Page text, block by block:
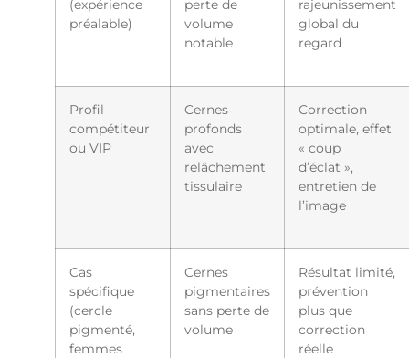
(expérience
préalable)
perte de
volume
notable
rajeunissement
global du
regard
Profil
compétiteur
ou VIP
Cernes
profonds
avec
relâchement
tissulaire
Correction
optimale, effet
« coup
d’éclat »,
entretien de
l’image
Cas
spécifique
(cercle
pigmenté,
femmes
Cernes
pigmentaires
sans perte de
volume
Résultat limité,
prévention
plus que
correction
réelle